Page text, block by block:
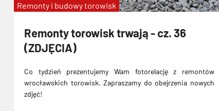
Remonty torowisk trwają - cz. 36
(ZDJĘCIA)
Co tydzień prezentujemy Wam fotorelację z remontów
wrocławskich torowisk. Zapraszamy do obejrzenia nowych
zdjęć!
Remonty i budowy torowisk